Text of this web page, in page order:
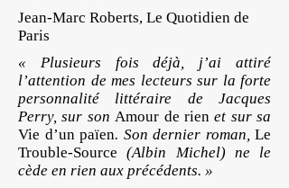
Jean-Marc Roberts, Le Quotidien de
Paris
« Plusieurs fois déjà, j’ai attiré
l’attention de mes lecteurs sur la forte
personnalité littéraire de Jacques
Perry, sur sonAmour de rienet sur sa
Vie d’un païen. Son dernier roman, Le
Trouble-Source (Albin Michel) ne le
cède en rien aux précédents. »